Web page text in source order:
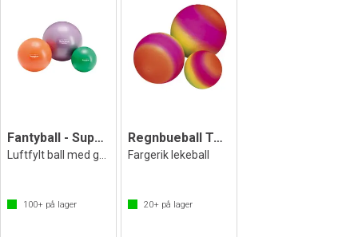
Fantyball - Super soft lekeball
Luftfylt ball med god sprett
100+ på lager
Regnbueball Togu
Fargerik lekeball
20+ på lager